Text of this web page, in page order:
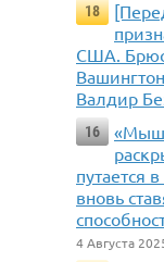
18
США.
Валдир
16
путается
вновь
4 Августа